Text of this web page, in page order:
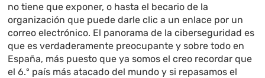
no tiene que exponer, o hasta el becario de la
organización que puede darle clic a un enlace por un
correo electrónico. El panorama de la ciberseguridad es
que es verdaderamente preocupante y sobre todo en
España, más puesto que ya somos el creo recordar que
el 6.º país más atacado del mundo y si repasamos el